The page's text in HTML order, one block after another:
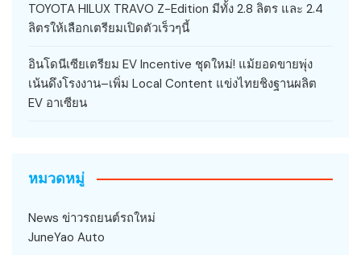
TOYOTA HILUX TRAVO Z-Edition มีทั้ง 2.8 ลิตร และ 2.4
ลิตรให้เลือกเตรียมเปิดตัวเร็วๆนี้
อินโดนีเซียเตรียม EV Incentive ชุดใหม่! แม้ยอดขายพุ่ง
เน้นดึงโรงงาน–เพิ่ม Local Content แข่งไทยชิงฐานผลิต
EV อาเซียน
หมวดหมู่
News ข่าวรถยนต์รถใหม่
JuneYao Auto